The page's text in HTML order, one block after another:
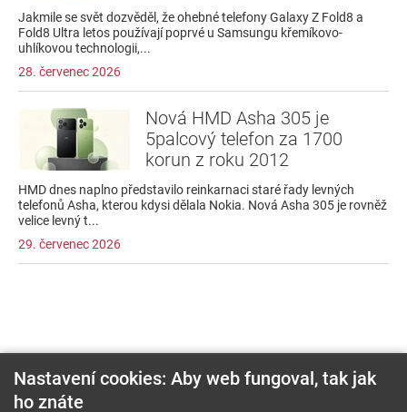
Jakmile se svět dozvěděl, že ohebné telefony Galaxy Z Fold8 a
Fold8 Ultra letos používají poprvé u Samsungu křemíkovo-
uhlíkovou technologii,...
28. červenec 2026
Nová HMD Asha 305 je
5palcový telefon za 1700
korun z roku 2012
HMD dnes naplno představilo reinkarnaci staré řady levných
telefonů Asha, kterou kdysi dělala Nokia. Nová Asha 305 je rovněž
velice levný t...
29. červenec 2026
Nastavení cookies: Aby web fungoval, tak jak
ho znáte